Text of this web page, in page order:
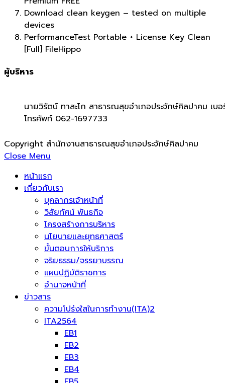
Download clean keygen – tested on multiple
devices
PerformanceTest Portable + License Key Clean
[Full] FileHippo
ผู้บริหาร
นายวิรัตน์ ทาสะโก สาธารณสุขอำเภอประจักษ์ศิลปาคม เบอ
โทรศัพท์ 062-1697733
Copyright สำนักงานสาธารณสุขอำเภอประจักษ์ศิลปาคม
Close Menu
หน้าแรก
เกี่ยวกับเรา
บุคลากรเจ้าหน้าที่
วิสัยทัศน์ พันธกิจ
โครงสร้างการบริหาร
นโยบายและยุทธศาสตร์
ขั้นตอนการให้บริการ
จริยธรรม/จรรยาบรรณ
แผนปฏิบัติราชการ
อำนาจหน้าที่
ข่าวสาร
ความโปร่งใสในการทำงาน(ITA)2
ITA2564
EB1
EB2
EB3
EB4